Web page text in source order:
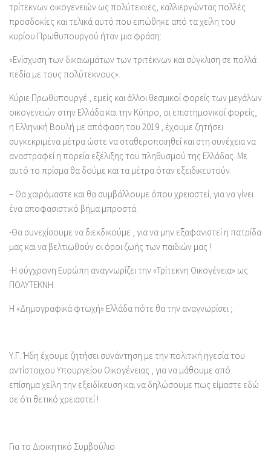
τρίτεκνων οικογενειών ως πολύτεκνες, καλλιεργώντας πολλές
προσδοκίες και τελικά αυτό που ειπώθηκε από τα χείλη του
κυρίου Πρωθυπουργού ήταν μια φράση:
«Ενίσχυση των δικαιωμάτων των τριτέκνων και σύγκλιση σε πολλά
πεδία με τους πολύτεκνους».
Κύριε Πρωθυπουργέ , εμείς και άλλοι θεσμικοί φορείς των μεγάλων
οικογενειών στην Ελλάδα και την Κύπρο, οι επιστημονικοί φορείς,
η Ελληνική Βουλή με απόφαση του 2019 , έχουμε ζητήσει
συγκεκριμένα μέτρα ώστε να σταθεροποιηθεί και στη συνέχεια να
αναστραφεί η πορεία εξέλιξης του πληθυσμού της Ελλάδας. Με
αυτό το πρίσμα θα δούμε και τα μέτρα όταν εξειδικευτούν.
– Θα χαιρόμαστε και θα συμβάλλουμε όπου χρειαστεί, για να γίνει
ένα αποφασιστικό βήμα μπροστά.
-Θα συνεχίσουμε να διεκδικούμε , για να μην εξαφανιστεί η πατρίδα
μας και να βελτιωθούν οι όροι ζωής των παιδιών μας !
-Η σύγχρονη Ευρώπη αναγνωρίζει την «Τρίτεκνη Οικογένεια» ως
ΠΟΛΥΤΕΚΝΗ.
Η «Δημογραφικά φτωχή» Ελλάδα πότε θα την αναγνωρίσει ;
Υ.Γ. Ήδη έχουμε ζητήσει συνάντηση με την πολιτική ηγεσία του
αντίστοιχου Υπουργείου Οικογένειας , για να μάθουμε από
επίσημα χείλη την εξειδίκευση και να δηλώσουμε πως είμαστε εδώ
σε ότι θετικό χρειαστεί !
Για το Διοικητικό Συμβούλιο